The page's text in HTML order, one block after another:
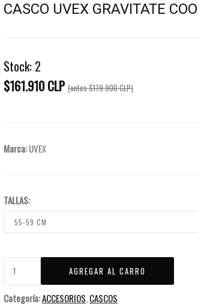
CASCO UVEX GRAVITATE
Stock: 2
$161.910 CLP (antes$179.900 CLP)
Marca:UVEX
TALLAS:
Categoría:ACCESORIOS, CASCOS